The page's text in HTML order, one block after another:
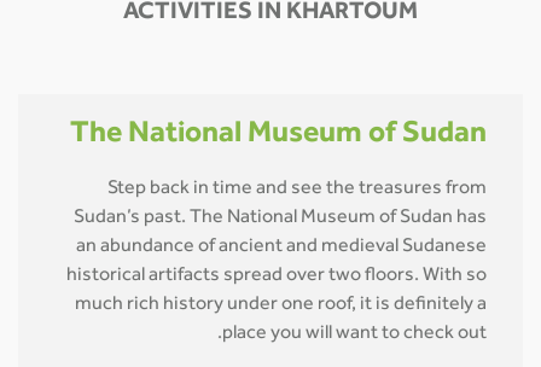
ACTIVITIES IN KHARTOUM
The National Museum of Sudan
Step back in time and see the treasures from
Sudan’s past. The National Museum of Sudan has
an abundance of ancient and medieval Sudanese
historical artifacts spread over two floors. With so
much rich history under one roof, it is definitely a
place you will want to check out.